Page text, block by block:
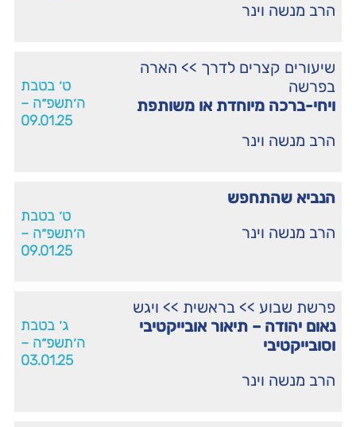
הרב מנשה וינר
שיעורים קצרים לדרך >> הארה
בפרשה
ויחי-ברכה מיוחדת או משותפת
הרב מנשה וינר
ט׳ בטבת
ה׳תשפ״ה –
09.01.25
הנביא שהתחפש
הרב מנשה וינר
ט׳ בטבת
ה׳תשפ״ה –
09.01.25
פרשת שבוע >> בראשית >> ויגש
נאום יהודה – תיאור אובייקטיבי
וסובייקטיבי
הרב מנשה וינר
ג׳ בטבת
ה׳תשפ״ה –
03.01.25